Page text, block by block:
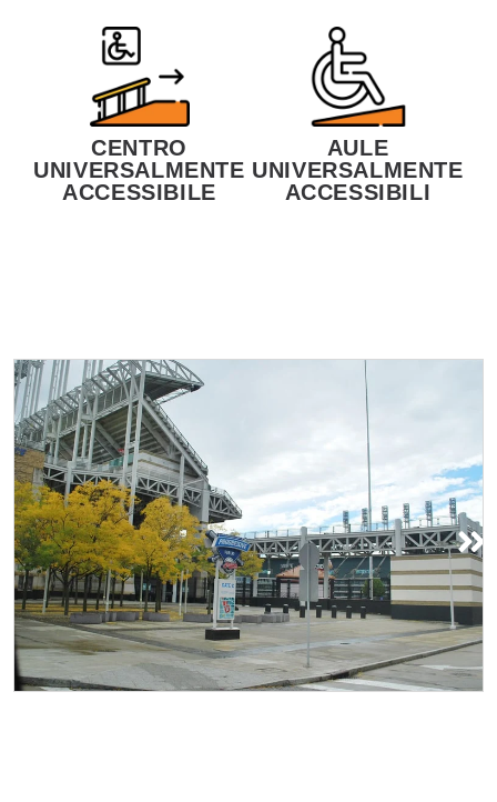
CENTRO
UNIVERSALMENTE
ACCESSIBILE
AULE
UNIVERSALMENTE
ACCESSIBILI
Campo da baseball